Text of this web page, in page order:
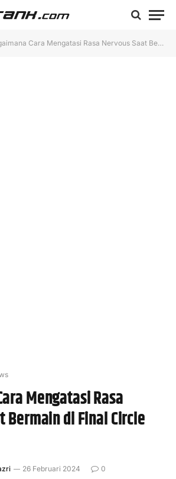
Cara Mengatasi Rasa Nervous Saat Bermain di Final Circle Free Fire?
Mengatasi Rasa
Bermain di Final Circle
26 Februari 2024 0